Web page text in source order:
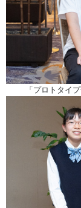
「プロトタイ